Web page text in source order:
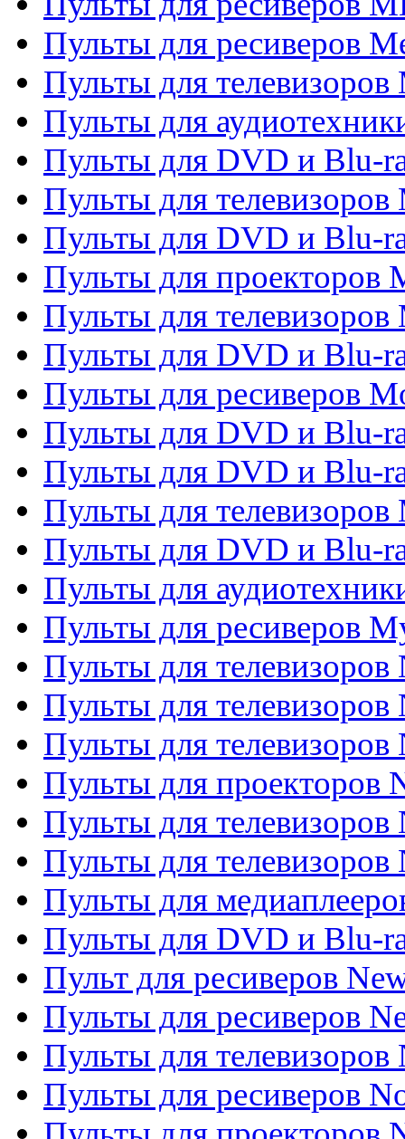
Пульты для ресиверов
Пульты для телевизоров
Пульты для
Пульты для DVD и Blu-
Пульты для
Пульты для DVD и Blu-
Пульты для проекторов
Пульты для
Пульты для DVD и Blu-
Пульты для ресиверов
Пульты для DVD и Blu-
Пульты для DVD и Blu-
Пульты для телевизоров
Пульты для DVD и Blu-
Пульты для
Пульты для ресиверов
Пульты для телевизоров
Пульты для телевизоров
Пульты для телевизоров
Пульты для проекторов
Пульты для телевизоров
Пульты для телевизоров
Пульты для
Пульты для DVD и Blu-
Пульт для ресиверов
Пульты для ресиверов
Пульты для телевизоров
Пульты для ресиверов